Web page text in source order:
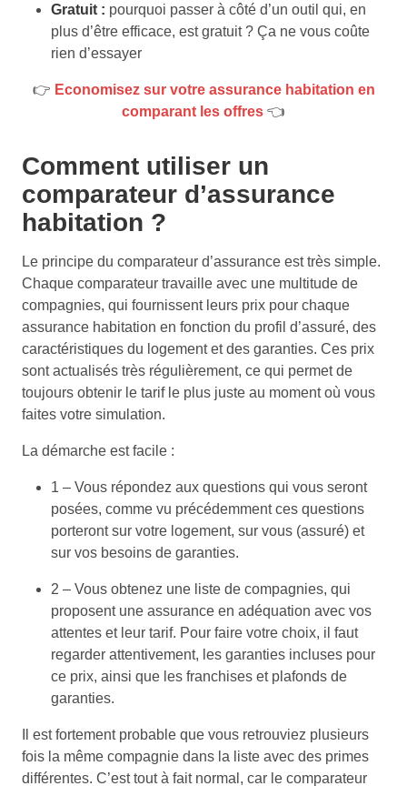
Gratuit : pourquoi passer à côté d’un outil qui, en
plus d’être efficace, est gratuit ? Ça ne vous coûte
rien d’essayer
👉 Economisez sur votre assurance habitation en
comparant les offres 👈
Comment utiliser un
comparateur d’assurance
habitation ?
Le principe du comparateur d’assurance est très simple.
Chaque comparateur travaille avec une multitude de
compagnies, qui fournissent leurs prix pour chaque
assurance habitation en fonction du profil d’assuré, des
caractéristiques du logement et des garanties. Ces prix
sont actualisés très régulièrement, ce qui permet de
toujours obtenir le tarif le plus juste au moment où vous
faites votre simulation.
La démarche est facile :
1 – Vous répondez aux questions qui vous seront
posées, comme vu précédemment ces questions
porteront sur votre logement, sur vous (assuré) et
sur vos besoins de garanties.
2 – Vous obtenez une liste de compagnies, qui
proposent une assurance en adéquation avec vos
attentes et leur tarif. Pour faire votre choix, il faut
regarder attentivement, les garanties incluses pour
ce prix, ainsi que les franchises et plafonds de
garanties.
Il est fortement probable que vous retrouviez plusieurs
fois la même compagnie dans la liste avec des primes
différentes. C’est tout à fait normal, car le comparateur